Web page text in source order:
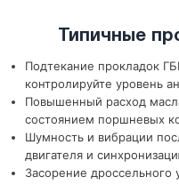
Типичные
Подтекание прокладок
контролируйте уровень
Повышенный расход
состоянием поршневых
Шумность и вибрации
двигателя и
Засорение дроссельного